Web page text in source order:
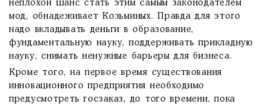
неплохой шанс стать этим самым законодателем
мод, обнадеживает Козьминых. Правда для этого
надо вкладывать деньги в образование,
фундаментальную науку, поддерживать прикладную
науку, снимать ненужные барьеры для бизнеса.
Кроме того, на первое время существования
инновационного предприятия необходимо
предусмотреть госзаказ, до того времени, пока